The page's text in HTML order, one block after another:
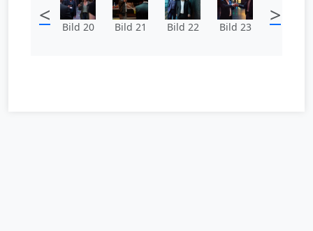
< Bild 20 Bild 21 Bild 22 Bild 23 >